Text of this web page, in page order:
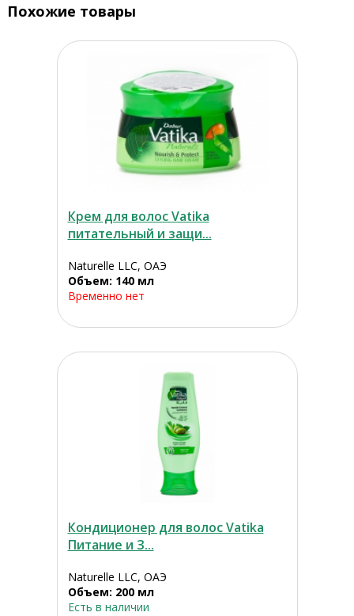
Похожие товары
Крем для волос Vatika
питательный и защи...
Naturelle LLC, ОАЭ
Объем: 140 мл
Временно нет
Кондиционер для волос Vatika
Питание и З...
Naturelle LLC, ОАЭ
Объем: 200 мл
Есть в наличии